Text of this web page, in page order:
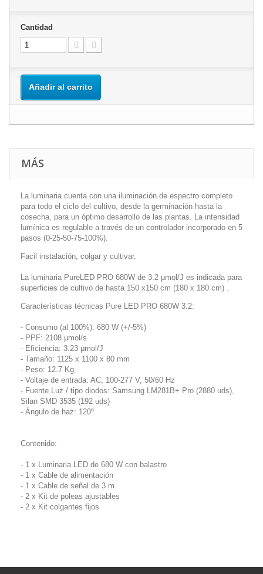
Cantidad
Añadir al carrito
MÁS
La luminaria cuenta con una iluminación de espectro completo
para todo el ciclo del cultivo, desde la germinación hasta la
cosecha, para un óptimo desarrollo de las plantas. La intensidad
lumínica es regulable a través de un controlador incorporado en 5
pasos (0-25-50-75-100%).
Facil instalación, colgar y cultivar.
La luminaria PureLED PRO 680W de 3.2 μmol/J es indicada para
superficies de cultivo de hasta 150 x150 cm (180 x 180 cm) .
Características técnicas Pure LED PRO 680W 3.2:
- Consumo (al 100%): 680 W (+/-5%)
- PPF: 2108 μmol/s
- Eficiencia: 3.23 μmol/J
- Tamaño: 1125 x 1100 x 80 mm
- Peso: 12.7 Kg
- Voltaje de entrada: AC, 100-277 V, 50/60 Hz
- Fuente Luz / tipo diodos: Samsung LM281B+ Pro (2880 uds),
Silan SMD 3535 (192 uds)
- Ángulo de haz: 120º
Contenido:
- 1 x Luminaria LED de 680 W con balastro
- 1 x Cable de alimentación
- 1 x Cable de señal de 3 m
- 2 x Kit de poleas ajustables
- 2 x Kit colgantes fijos